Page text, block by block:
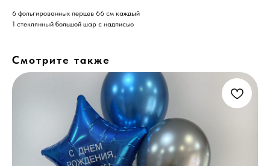
6 фольгированных перцев 66 см каждый
1 стеклянный большой шар с надписью
Смотрите также